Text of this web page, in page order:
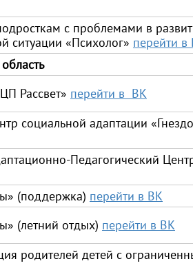
с проблемами в
ситуации «Психолог» перейти в
Рассвет» перейти в ВК
социальной адаптации
Педагогический
(поддержка) перейти в ВК
(летний отдых) перейти в ВК
родителей детей с